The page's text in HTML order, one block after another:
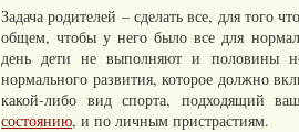
Задача родителей – сделать все, для того
общем, чтобы у него было все для
день дети не выполняют и половины
нормального развития, которое должно
какой-либо вид спорта, подходящий
состоянию, и по личным пристрастиям.